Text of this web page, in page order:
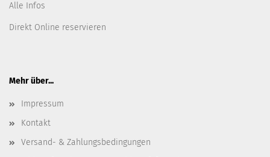
Alle Infos
Direkt Online reservieren
Mehr über...
Impressum
Kontakt
Versand- & Zahlungsbedingungen